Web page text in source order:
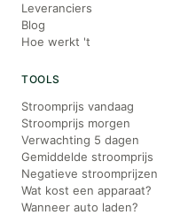
Leveranciers
Blog
Hoe werkt 't
TOOLS
Stroomprijs vandaag
Stroomprijs morgen
Verwachting 5 dagen
Gemiddelde stroomprijs
Negatieve stroomprijzen
Wat kost een apparaat?
Wanneer auto laden?